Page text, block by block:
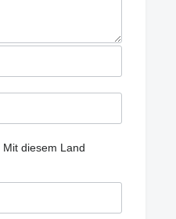
Mit diesem Land